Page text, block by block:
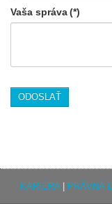
Vaša správa(*)
ODOSLAŤ
KARIÉRA PRÁVNÁ